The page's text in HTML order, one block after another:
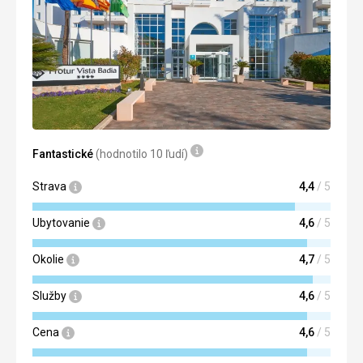
Cena 5,0/ 5
Fantastické(hodnotilo 10 ľudí)
Strava 4,4 / 5
Ubytovanie 4,6 / 5
Okolie 4,7 / 5
Služby 4,6 / 5
Cena 4,6 / 5